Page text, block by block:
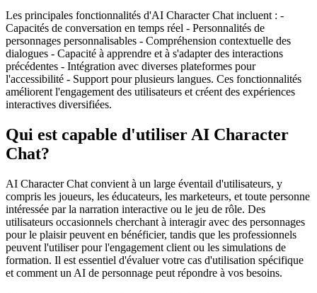
Les principales fonctionnalités d'AI Character Chat incluent : -
Capacités de conversation en temps réel - Personnalités de
personnages personnalisables - Compréhension contextuelle des
dialogues - Capacité à apprendre et à s'adapter des interactions
précédentes - Intégration avec diverses plateformes pour
l'accessibilité - Support pour plusieurs langues. Ces fonctionnalités
améliorent l'engagement des utilisateurs et créent des expériences
interactives diversifiées.
Qui est capable d'utiliser AI Character
Chat?
AI Character Chat convient à un large éventail d'utilisateurs, y
compris les joueurs, les éducateurs, les marketeurs, et toute personne
intéressée par la narration interactive ou le jeu de rôle. Des
utilisateurs occasionnels cherchant à interagir avec des personnages
pour le plaisir peuvent en bénéficier, tandis que les professionnels
peuvent l'utiliser pour l'engagement client ou les simulations de
formation. Il est essentiel d'évaluer votre cas d'utilisation spécifique
et comment un AI de personnage peut répondre à vos besoins.